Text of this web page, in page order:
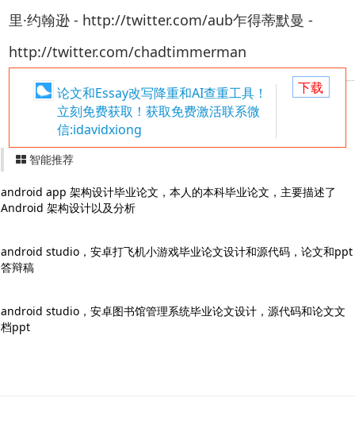
里·约翰逊 - http://twitter.com/aub乍得蒂默曼 -
http://twitter.com/chadtimmerman
论文和Essay改写降重和AI查重工具！
立刻免费获取！获取免费激活联系微
信:idavidxiong
下载
智能推荐
android app 架构设计毕业论文，本人的本科毕业论文，主要描述了
Android 架构设计以及分析
android studio，安卓打飞机小游戏毕业论文设计和源代码，论文和ppt
答辩稿
android studio，安卓图书馆管理系统毕业论文设计，源代码和论文文
档ppt